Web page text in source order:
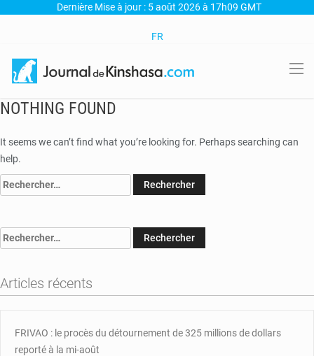
Dernière Mise à jour : 5 août 2026 à 17h09 GMT
FR
NOTHING FOUND
It seems we can’t find what you’re looking for. Perhaps searching can
help.
Rechercher :
Rechercher :
Articles récents
FRIVAO : le procès du détournement de 325 millions de dollars
reporté à la mi-août